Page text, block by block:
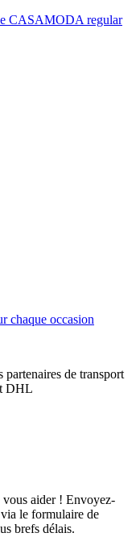
CASAMODA regular
chaque occasion
de transport
DHL
vous aider ! Envoyez-
le formulaire de
brefs délais.